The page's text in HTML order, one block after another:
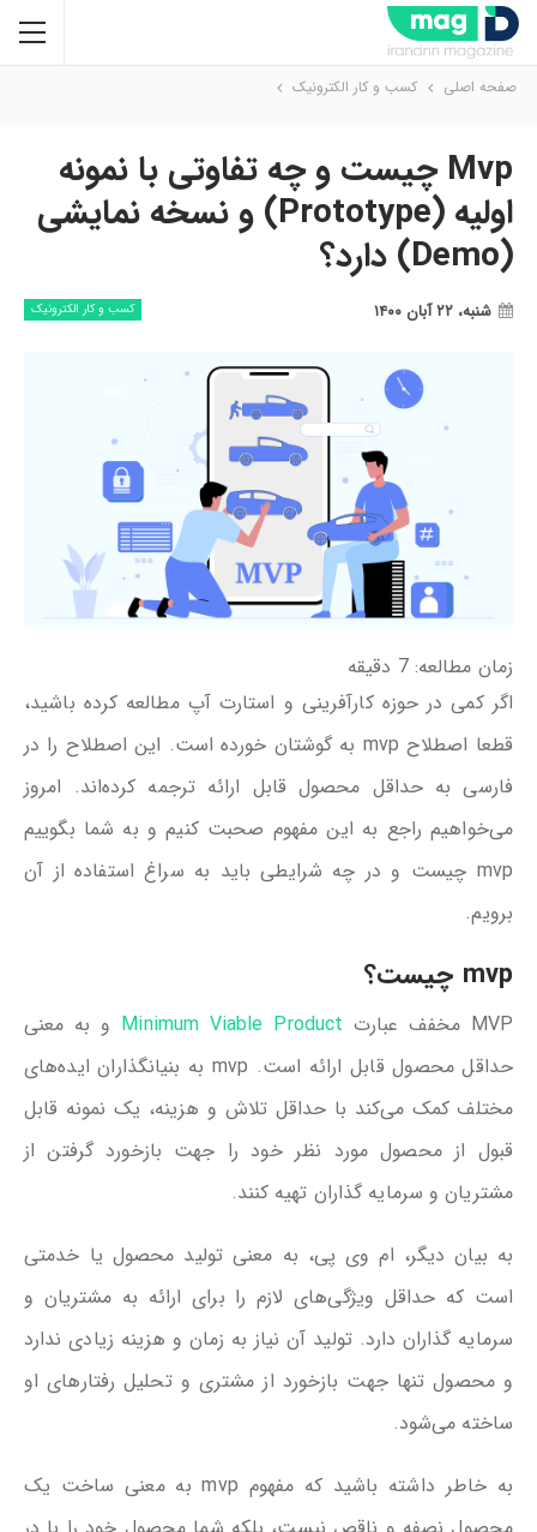
صفحه اصلی کسب و کار الکترونیک
Mvp چیست و چه تفاوتی با نمونه
اولیه (Prototype) و نسخه نمایشی
(demo) دارد؟
کسب و کار الکترونیک شنبه، ۲۲ آبان ۱۴۰۰
زمان مطالعه: 7 دقیقه
اگر کمی در حوزه کارآفرینی و استارت آپ مطالعه کرده باشید،
قطعا اصطلاح mvp به گوشتان خورده است. این اصطلاح را در
فارسی به حداقل محصول قابل ارائه ترجمه کرده‌اند. امروز
می‌خواهیم راجع به این مفهوم صحبت کنیم و به شما بگوییم
mvp چیست و در چه شرایطی باید به سراغ استفاده از آن
‌برویم.
mvp چیست؟
MVP مخفف عبارت Minimum Viable Product و به معنی
حداقل محصول قابل ارائه است. mvp به بنیانگذاران ایده‌های
مختلف کمک می‌کند با حداقل تلاش و هزینه، یک نمونه قابل
قبول از محصول مورد نظر خود را جهت بازخورد گرفتن از
مشتریان و سرمایه گذاران تهیه کنند.
به بیان دیگر، ام وی پی، به معنی تولید محصول یا خدمتی
است که حداقل ویژگی‌های لازم را برای ارائه به مشتریان و
سرمایه گذاران دارد. تولید آن نیاز به زمان و هزینه زیادی ندارد
و محصول تنها جهت بازخورد از مشتری و تحلیل رفتارهای او
ساخته می‌شود.
به خاطر داشته باشید که مفهوم mvp به معنی ساخت یک